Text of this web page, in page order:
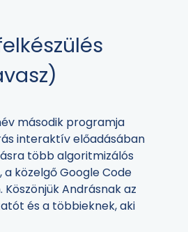
második programja
interaktív előadásában
több algoritmizálós
közelgő Google Code
Andrásnak az
és a többieknek, aki